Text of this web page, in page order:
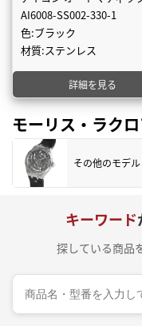
AI6008-SS002-330-1
色:ブラック
材質:ステンレス
詳細を見る
モーリス・ラク
その他のモデル
キーワード
探している商品